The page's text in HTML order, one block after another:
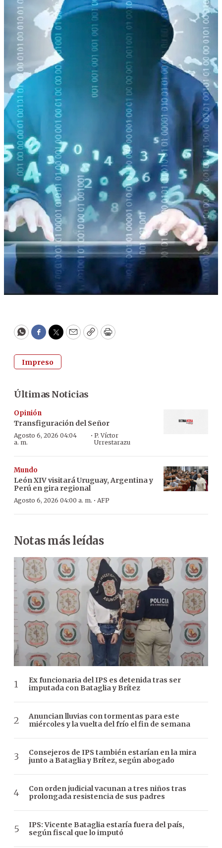
WhatsApp
Facebook
Twitter
EmailCopyPrint
Impreso
Últimas Noticias
Opinión
Transfiguración del Señor
Agosto 6, 2026 04:04
a. m.
· P. Víctor
Urrestarazu
Mundo
León XIV visitará Uruguay, Argentina y
Perú en gira regional
Agosto 6, 2026 04:00 a. m. · AFP
Notas más leídas
Ex funcionaria del IPS es detenida tras ser
imputada con Bataglia y Brítez
Anuncian lluvias con tormentas para este
miércoles y la vuelta del frío el fin de semana
Consejeros de IPS también estarían en la mira
junto a Bataglia y Brítez, según abogado
Con orden judicial vacunan a tres niños tras
prolongada resistencia de sus padres
IPS: Vicente Bataglia estaría fuera del país,
según fiscal que lo imputó